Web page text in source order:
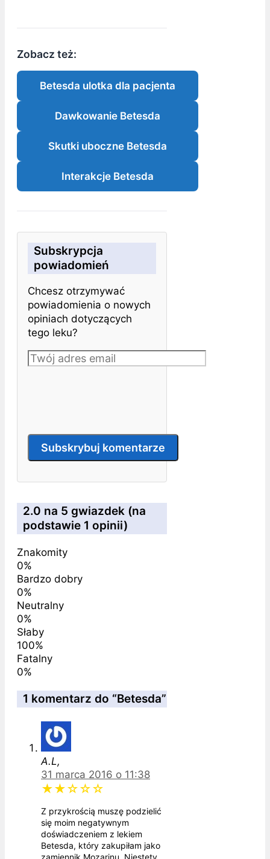
Zobacz też:
Betesda ulotka dla pacjenta
Dawkowanie Betesda
Skutki uboczne Betesda
Interakcje Betesda
Subskrypcja
powiadomień
Chcesz otrzymywać
powiadomienia o nowych
opiniach dotyczących
tego leku?
2.0 na 5 gwiazdek (na
podstawie 1 opinii)
Znakomity
0%
Bardzo dobry
0%
Neutralny
0%
Słaby
100%
Fatalny
0%
1 komentarz do “Betesda”
A.L,
31 marca 2016 o 11:38
★★☆☆☆
Z przykrością muszę podzielić
się moim negatywnym
doświadczeniem z lekiem
Betesda, który zakupiłam jako
zamiennik Mozarinu. Niestety,